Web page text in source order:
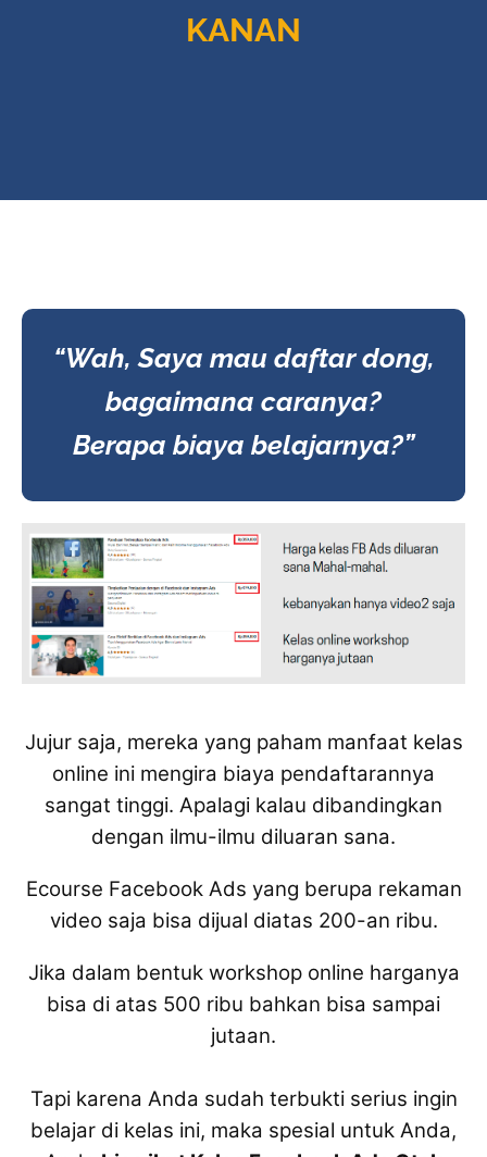
KANAN
“Wah, Saya mau daftar dong,
bagaimana caranya?
Berapa biaya belajarnya?”
Jujur saja, mereka yang paham manfaat kelas
online ini mengira biaya pendaftarannya
sangat tinggi. Apalagi kalau dibandingkan
dengan ilmu-ilmu diluaran sana.
Ecourse Facebook Ads yang berupa rekaman
video saja bisa dijual diatas 200-an ribu.
Jika dalam bentuk workshop online harganya
bisa di atas 500 ribu bahkan bisa sampai
jutaan.
Tapi karena Anda sudah terbukti serius ingin
belajar di kelas ini, maka spesial untuk Anda,